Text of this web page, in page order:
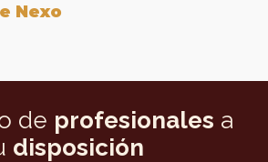
Nexo
de profesionales a
disposición